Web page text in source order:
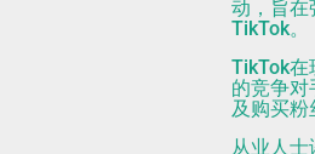
动，旨在
TikTok。
TikTok在
的竞争
及购买粉
从业人